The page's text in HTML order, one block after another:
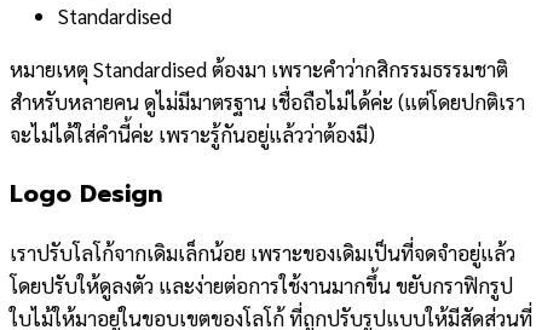
Standardised
หมายเหตุ Standardised ต้องมา เพราะคำว่ากสิกรรมธรรมชาติ
สำหรับหลายคน ดูไม่มีมาตรฐาน เชื่อถือไม่ได้ค่ะ (แต่โดยปกติเรา
จะไม่ได้ใส่คำนี้ค่ะ เพราะรู้กันอยู่แล้วว่าต้องมี)
Logo Design
เราปรับโลโก้จากเดิมเล็กน้อย เพราะของเดิมเป็นที่จดจำอยู่แล้ว
โดยปรับให้ดูลงตัว และง่ายต่อการใช้งานมากขึ้น ขยับกราฟิกรูป
ใบไม้ให้มาอยู่ในขอบเขตของโลโก้ ที่ถูกปรับรูปแบบให้มีสัดส่วนที่